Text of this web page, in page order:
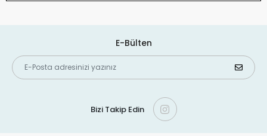
E-Bülten
Bizi Takip Edin